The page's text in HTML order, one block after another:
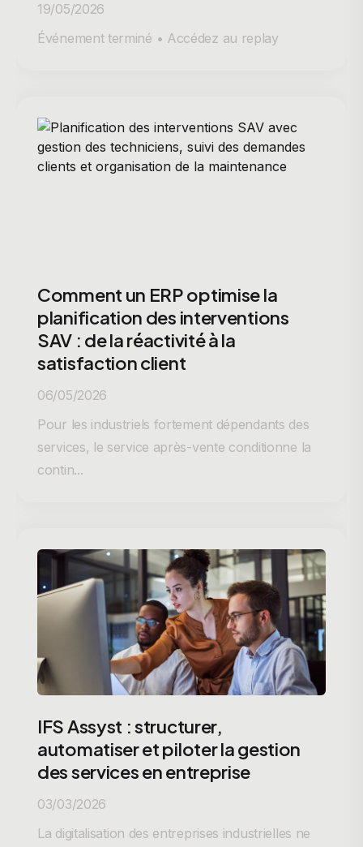
19/05/2026
Événement terminé • Accédez au replay
Comment un ERP optimise la
planification des interventions
SAV : de la réactivité à la
satisfaction client
06/05/2026
Pour les industriels fortement dépendants des
services, le service après-vente conditionne la
contin...
IFS Assyst : structurer,
automatiser et piloter la gestion
des services en entreprise
03/03/2026
La digitalisation des entreprises industrielles ne